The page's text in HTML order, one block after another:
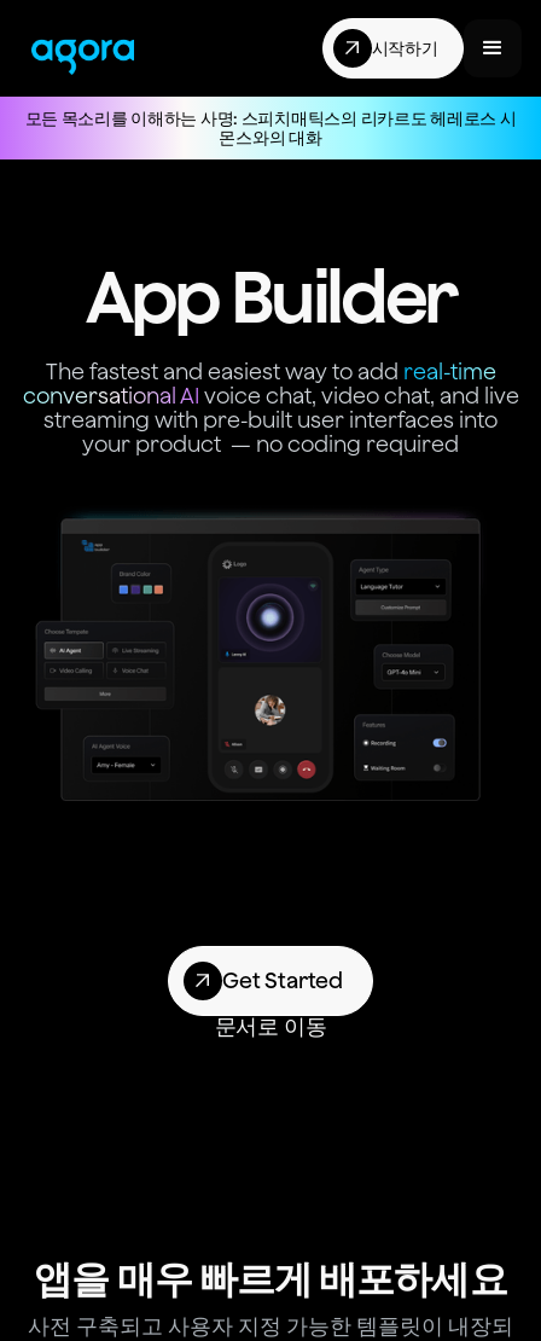
시작하기
모든 목소리를 이해하는 사명: 스피치매틱스의 리카르도 헤레로스 시
몬스와의 대화
App Builder
The fastest and easiest way to add real-time
conversational AI voice chat, video chat, and live
streaming with pre-built user interfaces into
your product — no coding required
Get Started
문서로 이동
앱을 매우 빠르게 배포하세요
사전 구축되고 사용자 지정 가능한 템플릿이 내장되